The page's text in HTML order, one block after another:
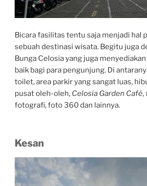
Bicara fasilitas tentu saja menjadi hal
sebuah destinasi wisata. Begitu juga
Bunga Celosia yang juga
baik bagi para pengunjung. Di
toilet, area parkir yang sangat luas,
pusat oleh-oleh, Celosia Garden Café,
fotografi, foto 360 dan lainnya.
Kesan